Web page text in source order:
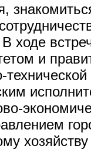
ходе
и
хозяйству